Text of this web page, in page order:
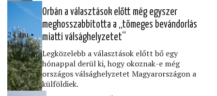
24․hu •
Kassai
Zsigmond
Orbán a választások előtt még egyszer
meghosszabbította a „tömeges bevándorlás
miatti válsághelyzetet“
Legközelebb a választások előtt bő egy
hónappal derül ki, hogy okoznak-e még
országos válsághelyzetet Magyarországon a
külföldiek.